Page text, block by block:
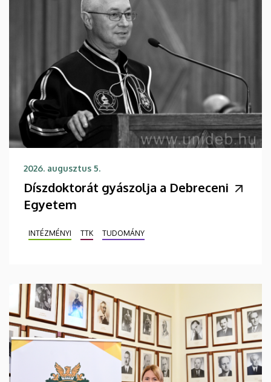
2026. augusztus 5.
Díszdoktorát gyászolja a Debreceni
Egyetem
INTÉZMÉNYI TTK TUDOMÁNY